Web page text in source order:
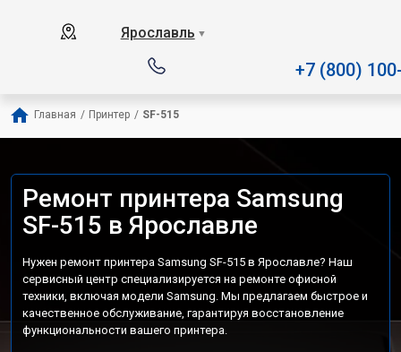
Ярославль ▼
+7 (800)
Главная / Принтер / SF-515
Ремонт принтера Samsung
SF-515 в Ярославле
Нужен ремонт принтера Samsung SF-515 в Ярославле? Наш
сервисный центр специализируется на ремонте офисной
техники, включая модели Samsung. Мы предлагаем быстрое и
качественное обслуживание, гарантируя восстановление
функциональности вашего принтера.